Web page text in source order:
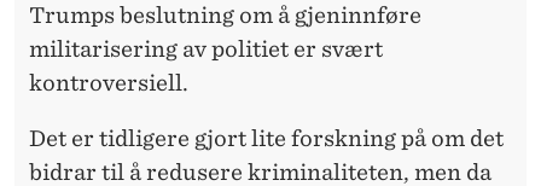
Trumps beslutning om å gjeninnføre
militarisering av politiet er svært
kontroversiell.
Det er tidligere gjort lite forskning på om det
bidrar til å redusere kriminaliteten, men da